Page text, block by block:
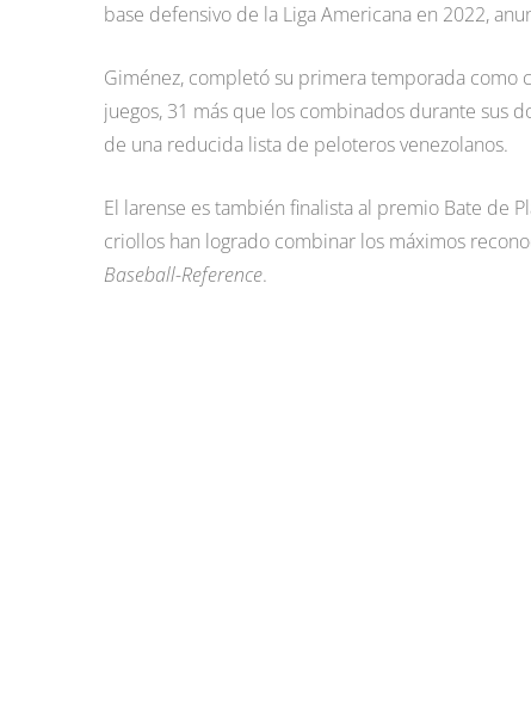
base defensivo de la Liga Americana en 2022,
Giménez, completó su primera temporada como
juegos, 31 más que los combinados durante sus
de una reducida lista de peloteros venezolanos.
El larense es también finalista al premio Bate de
criollos han logrado combinar los máximos
Baseball-Reference.